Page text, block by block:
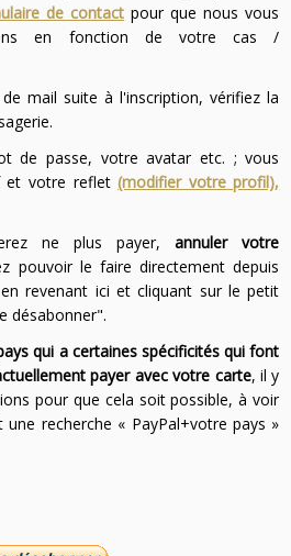
de contact pour que nous vous
en fonction de votre cas /
mail suite à l'inscription, vérifiez la
de passe, votre avatar etc. ; vous
et votre reflet(modifier votre profil),
ne plus payer,annuler votre
pouvoir le faire directement depuis
revenant ici et cliquant sur le petit
désabonner".
qui a certaines spécificités qui font
payer avec votre carte, il y
pour que cela soit possible, à voir
recherche « PayPal+votre pays »